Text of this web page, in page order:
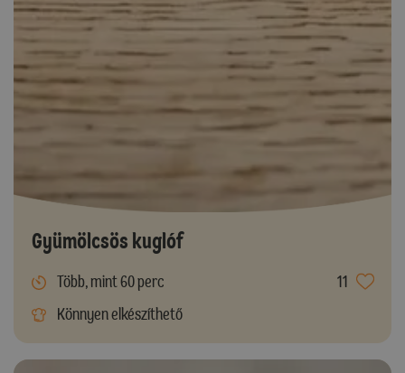
Gyümölcsös kuglóf
Több, mint 60 perc
11
Könnyen elkészíthető